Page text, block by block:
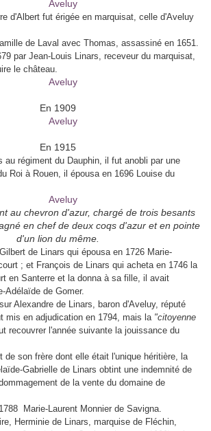
d'Albert fut érigée en marquisat, celle d'Aveluy
de Laval avec Thomas, assassiné en 1651.
par Jean-Louis Linars, receveur du marquisat,
le château.
En 1909
En 1915
au régiment du Dauphin, il fut anobli par une
Roi à Rouen, il épousa en 1696 Louise du
au chevron d'azur, chargé de trois besants
en chef de deux coqs d'azur et en pointe
d'un lion du même.
de Linars qui épousa en 1726 Marie-
; et François de Linars qui acheta en 1746 la
en Santerre et la donna à sa fille, il avait
Adélaïde de Gomer.
Alexandre de Linars, baron d'Aveluy, réputé
mis en adjudication en 1794, mais la "citoyenne
recouvrer l'année suivante la jouissance du
de son frère dont elle était l'unique héritière, la
Gabrielle de Linars obtint une indemnité de
de la vente du domaine de
Marie-Laurent Monnier de Savigna.
Herminie de Linars, marquise de Fléchin,